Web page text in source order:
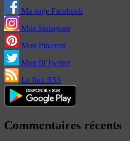
Ma page Facebook
Mon Instagram
Mon Pinterest
Mon fil Twitter
Le flux RSS
Commentaires récents